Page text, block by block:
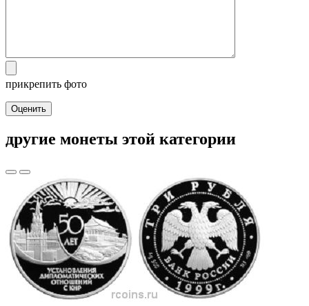
прикрепить фото
Оценить
другие монеты этой категории